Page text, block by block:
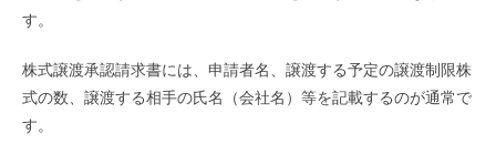
す。
株式譲渡承認請求書には、申請者名、譲渡する予定の譲渡制限株
式の数、譲渡する相手の氏名（会社名）等を記載するのが通常で
す。